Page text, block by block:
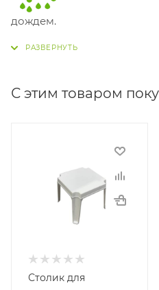
дождем.
ультрафиолету и не
место не составит труда.
Легко моется.
С этим товаром
Столик для